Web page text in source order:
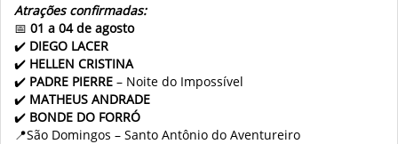
Atrações confirmadas:
📅 01 a 04 de agosto
✔️ DIEGO LACER
✔️ HELLEN CRISTINA
✔️ PADRE PIERRE – Noite do Impossível
✔️ MATHEUS ANDRADE
✔️ BONDE DO FORRÓ
📍São Domingos – Santo Antônio do Aventureiro